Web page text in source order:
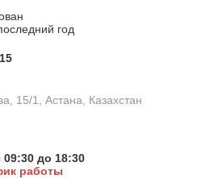
год
15/1, Астана, Казахстан
09:30 до 18:30
работы